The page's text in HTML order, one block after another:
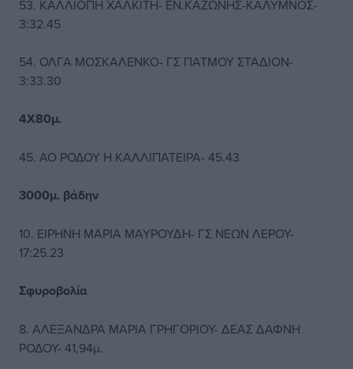
53. ΚΑΛΛΙΟΠΗ ΧΑΛΚΙΤΗ- ΕΝ.ΚΑΖΩΝΗΣ-ΚΑΛΥΜΝΟΣ-
3:32.45
54. ΟΛΓΑ ΜΟΣΚΑΛΕΝΚΟ- ΓΣ ΠΑΤΜΟΥ ΣΤΑΔΙΟΝ-
3:33.30
4Χ80μ.
45. ΑΟ ΡΟΔΟΥ Η ΚΑΛΛΙΠΑΤΕΙΡΑ- 45.43
3000μ. βάδην
10. ΕΙΡΗΝΗ ΜΑΡΙΑ ΜΑΥΡΟΥΔΗ- ΓΣ ΝΕΩΝ ΛΕΡΟΥ-
17:25.23
Σφυροβολία
8. ΑΛΕΞΑΝΔΡΑ ΜΑΡΙΑ ΓΡΗΓΟΡΙΟΥ- ΔΕΑΣ ΔΑΦΝΗ
ΡΟΔΟΥ- 41,94μ.